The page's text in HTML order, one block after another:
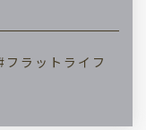
フラットライフ